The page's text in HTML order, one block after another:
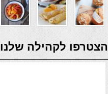
verde casino
הצטרפו לקהילה שלנו